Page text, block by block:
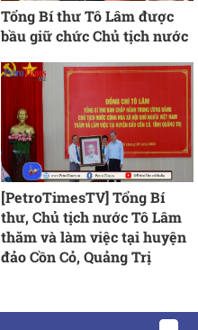
Tổng Bí thư Tô Lâm được
bầu giữ chức Chủ tịch nước
[PetroTimesTV] Tổng Bí
thư, Chủ tịch nước Tô Lâm
thăm và làm việc tại huyện
đảo Cồn Cỏ, Quảng Trị